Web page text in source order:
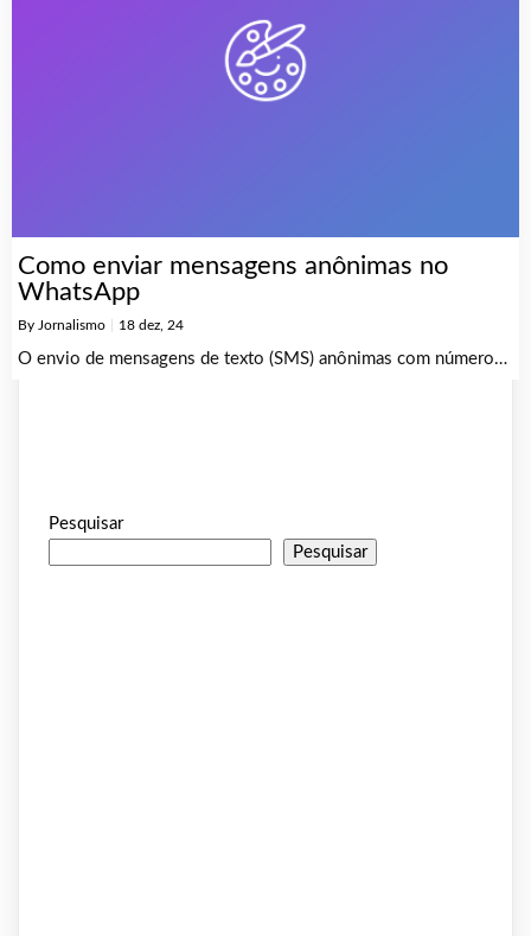
Como enviar mensagens anônimas no
WhatsApp
By Jornalismo 18 dez, 24
O envio de mensagens de texto (SMS) anônimas com número…
Pesquisar
Pesquisar